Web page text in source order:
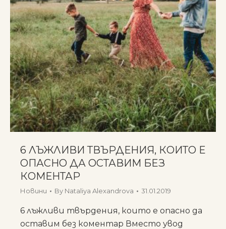
6 ЛЪЖЛИВИ ТВЪРДЕНИЯ, КОИТО Е
ОПАСНО ДА ОСТАВИМ БЕЗ
КОМЕНТАР
Новини By Nataliya Alexandrova 31.01.2019
6 лъжливи твърдения, които е опасно да
оставим без коментар Вместо увод